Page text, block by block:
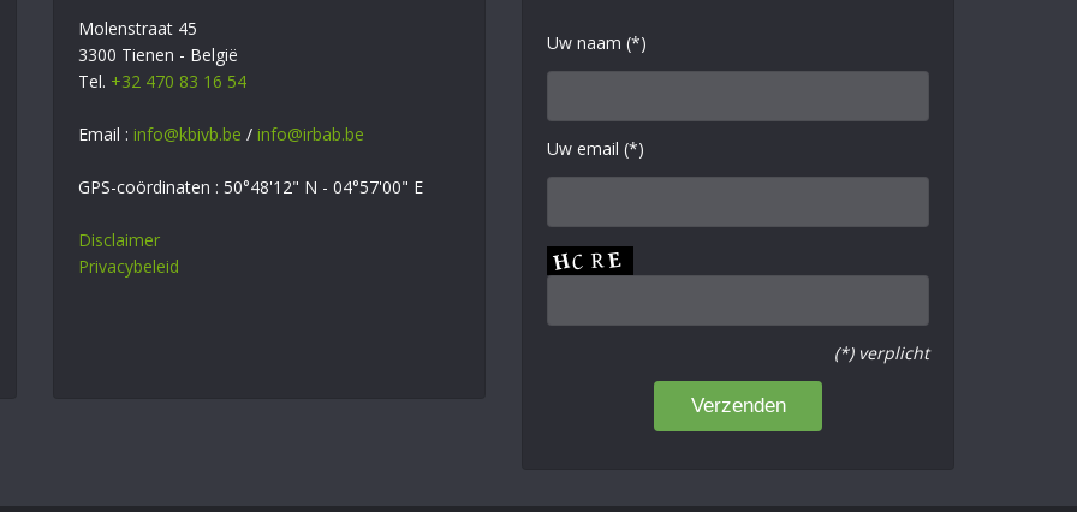
Molenstraat 45
3300 Tienen - België
Tel. +32 470 83 16 54
Email : info@kbivb.be / info@irbab.be
GPS-coördinaten : 50°48'12" N - 04°57'00" E
Disclaimer
Privacybeleid
Uw naam (*)
Uw email (*)
(*) verplicht